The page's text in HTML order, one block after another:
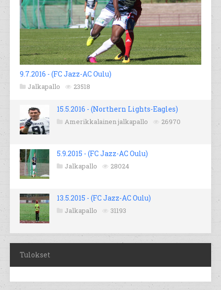
9.7.2016 - (FC Jazz-AC Oulu)
Jalkapallo 23518
15.5.2016 - (Northern Lights-Eagles)
Amerikkalainen jalkapallo 26970
5.9.2015 - (FC Jazz-AC Oulu)
Jalkapallo 28024
13.5.2015 - (FC Jazz-AC Oulu)
Jalkapallo 31193
Tulokset